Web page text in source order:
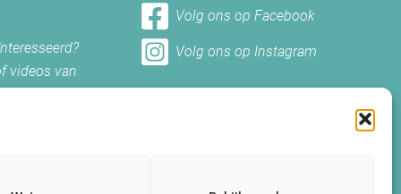
videos van
Volg ons op Facebook
Volg ons op Instagram